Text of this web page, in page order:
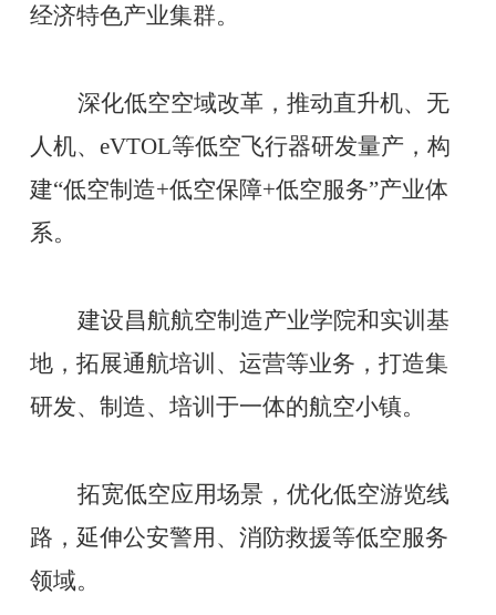
经济特色产业集群。
深化低空空域改革，推动直升机、无
人机、 eVTOL等低空飞行器研发量产，构
建“低空制造+低空保障+低空服务”产业体
系。
建设昌航航空制造产业学院和实训基
地，拓展通航培训、运营等业务，打造集
研发、制造、培训于一体的航空小镇。
拓宽低空应用场景，优化低空游览线
路，延伸公安警用、消防救援等低空服务
领域。